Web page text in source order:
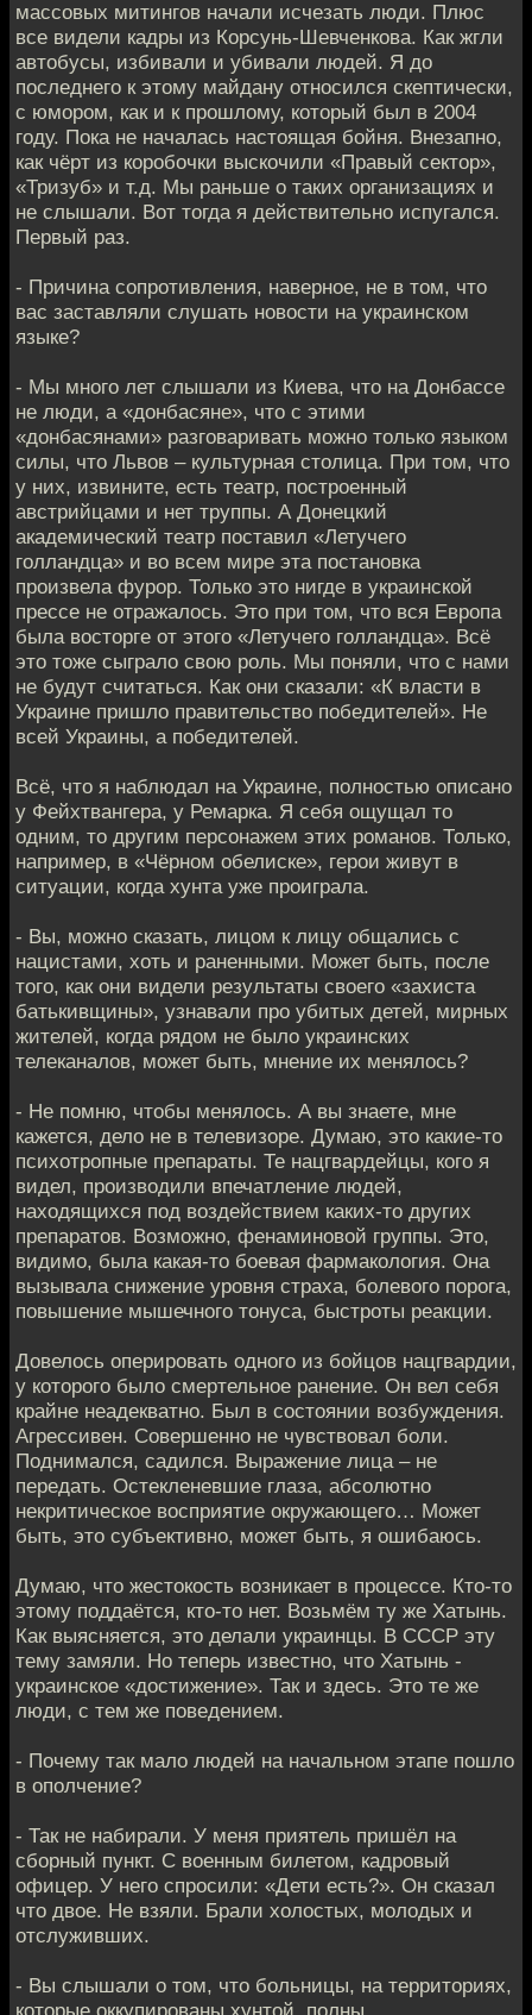
массовых митингов начали исчезать люди. Плюс
все видели кадры из Корсунь-Шевченкова. Как жгли
автобусы, избивали и убивали людей. Я до
последнего к этому майдану относился скептически,
с юмором, как и к прошлому, который был в 2004
году. Пока не началась настоящая бойня. Внезапно,
как чёрт из коробочки выскочили «Правый сектор»,
«Тризуб» и т.д. Мы раньше о таких организациях и
не слышали. Вот тогда я действительно испугался.
Первый раз.
- Причина сопротивления, наверное, не в том, что
вас заставляли слушать новости на украинском
языке?
- Мы много лет слышали из Киева, что на Донбассе
не люди, а «донбасяне», что с этими
«донбасянами» разговаривать можно только языком
силы, что Львов – культурная столица. При том, что
у них, извините, есть театр, построенный
австрийцами и нет труппы. А Донецкий
академический театр поставил «Летучего
голландца» и во всем мире эта постановка
произвела фурор. Только это нигде в украинской
прессе не отражалось. Это при том, что вся Европа
была восторге от этого «Летучего голландца». Всё
это тоже сыграло свою роль. Мы поняли, что с нами
не будут считаться. Как они сказали: «К власти в
Украине пришло правительство победителей». Не
всей Украины, а победителей.
Всё, что я наблюдал на Украине, полностью описано
у Фейхтвангера, у Ремарка. Я себя ощущал то
одним, то другим персонажем этих романов. Только,
например, в «Чёрном обелиске», герои живут в
ситуации, когда хунта уже проиграла.
- Вы, можно сказать, лицом к лицу общались с
нацистами, хоть и раненными. Может быть, после
того, как они видели результаты своего «захиста
батькивщины», узнавали про убитых детей, мирных
жителей, когда рядом не было украинских
телеканалов, может быть, мнение их менялось?
- Не помню, чтобы менялось. А вы знаете, мне
кажется, дело не в телевизоре. Думаю, это какие-то
психотропные препараты. Те нацгвардейцы, кого я
видел, производили впечатление людей,
находящихся под воздействием каких-то других
препаратов. Возможно, фенаминовой группы. Это,
видимо, была какая-то боевая фармакология. Она
вызывала снижение уровня страха, болевого порога,
повышение мышечного тонуса, быстроты реакции.
Довелось оперировать одного из бойцов нацгвардии,
у которого было смертельное ранение. Он вел себя
крайне неадекватно. Был в состоянии возбуждения.
Агрессивен. Совершенно не чувствовал боли.
Поднимался, садился. Выражение лица – не
передать. Остекленевшие глаза, абсолютно
некритическое восприятие окружающего… Может
быть, это субъективно, может быть, я ошибаюсь.
Думаю, что жестокость возникает в процессе. Кто-то
этому поддаётся, кто-то нет. Возьмём ту же Хатынь.
Как выясняется, это делали украинцы. В СССР эту
тему замяли. Но теперь известно, что Хатынь -
украинское «достижение». Так и здесь. Это те же
люди, с тем же поведением.
- Почему так мало людей на начальном этапе пошло
в ополчение?
- Так не набирали. У меня приятель пришёл на
сборный пункт. С военным билетом, кадровый
офицер. У него спросили: «Дети есть?». Он сказал
что двое. Не взяли. Брали холостых, молодых и
отслуживших.
- Вы слышали о том, что больницы, на территориях,